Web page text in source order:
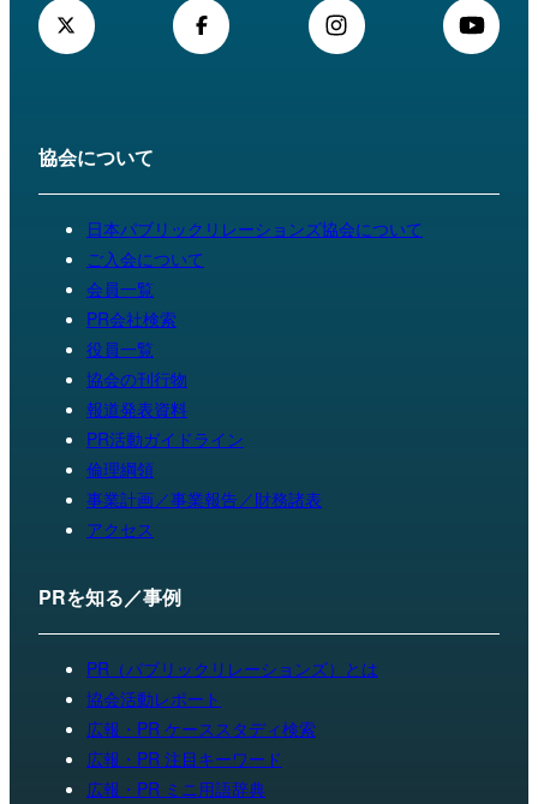
協会について
日本パブリックリレーションズ協会について
ご入会について
会員一覧
PR会社検索
役員一覧
協会の刊行物
報道発表資料
PR活動ガイドライン
倫理綱領
事業計画／事業報告／財務諸表
アクセス
PRを知る／事例
PR（パブリックリレーションズ）とは
協会活動レポート
広報・PR ケーススタディ検索
広報・PR 注目キーワード
広報・PR ミニ用語辞典